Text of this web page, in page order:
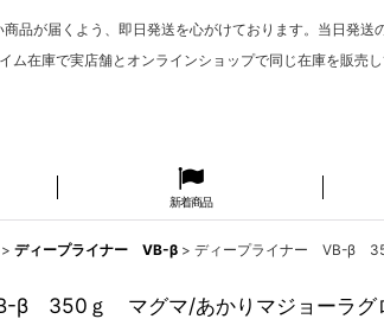
品が届くよう、即日発送を心がけております。当日発
ム在庫で実店舗とオンラインショップで同じ在庫を販売
新着商品
> ディープライナー VB-β > ディープライナー VB-β
β 350ｇ マグマ/あかりマジョーラグ